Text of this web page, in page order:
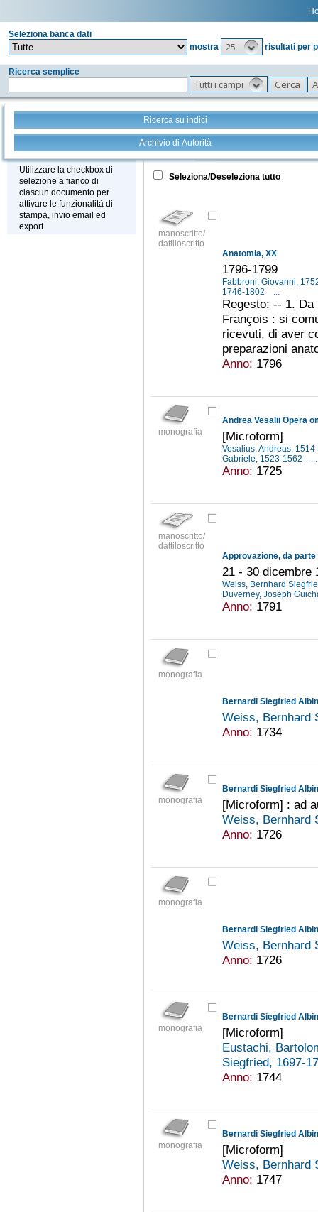
Seleziona banca dati
mostra
25 risultati per
Ricerca semplice
Tutti i campi
Ricerca su indici
Archivio di Autorità
Stampa - Email - Export
Utilizzare la checkbox di
selezione a fianco di
ciascun documento per
attivare le funzionalità di
stampa, invio email ed
export.
Tutto +
Seleziona/Deseleziona tutto
manoscritto/
dattiloscritto
Anatomia, XX
1796-1799
Fabbroni, Giovanni,
1746-1802
...
Regesto: -- 1. Da
François : si
ricevuti, di aver
preparazioni
Anno: 1796
monografia
Andrea Vesalii Opera
[Microform]
Vesalius, Andreas,
Gabriele, 1523-1562
...
Anno: 1725
manoscritto/
dattiloscritto
21 - 30 dicembre
Weiss, Bernhard
Duverney, Joseph
Anno: 1791
monografia
Bernardi Siegfried
Weiss, Bernhard
Anno: 1734
monografia
Bernardi Siegfried
[Microform] : ad
Weiss, Bernhard
Anno: 1726
monografia
Weiss, Bernhard
Anno: 1726
monografia
Bernardi Siegfried
[Microform]
Eustachi,
Siegfried, 1697-
Anno: 1744
monografia
[Microform]
Weiss, Bernhard
Anno: 1747